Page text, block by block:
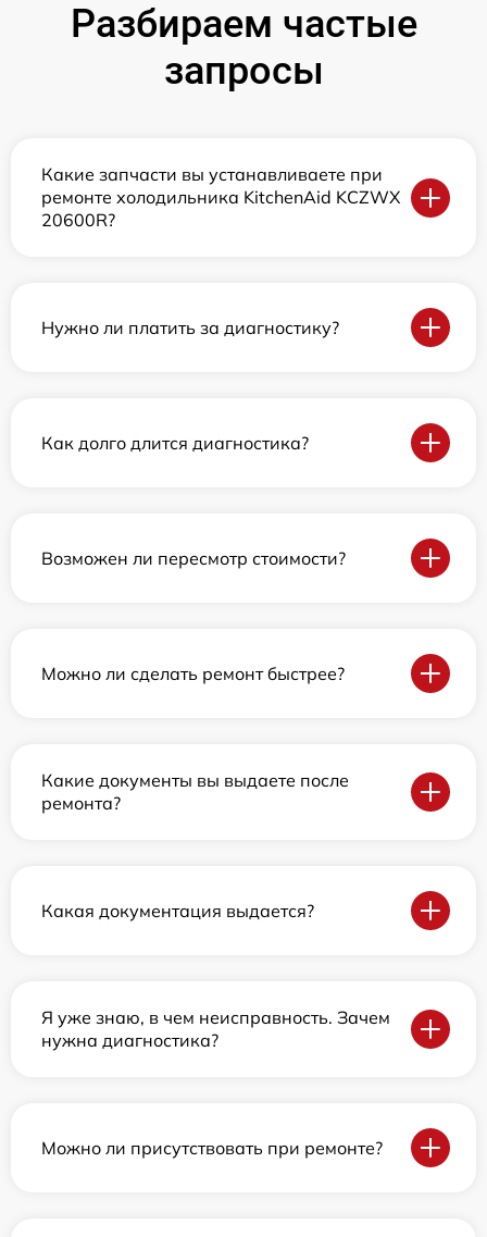
Разбираем частые
запросы
Какие запчасти вы устанавливаете при
ремонте холодильника KitchenAid KCZWX
20600R?
Нужно ли платить за диагностику?
Как долго длится диагностика?
Возможен ли пересмотр стоимости?
Можно ли сделать ремонт быстрее?
Какие документы вы выдаете после
ремонта?
Какая документация выдается?
Я уже знаю, в чем неисправность. Зачем
нужна диагностика?
Можно ли присутствовать при ремонте?